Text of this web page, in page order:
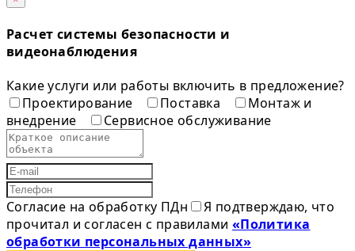
Расчет системы безопасности и
видеонаблюдения
Какие услуги или работы включить в предложение?
Проектирование
Поставка
Монтаж и
внедрение
Сервисное обслуживание
Согласие на обработку ПДн
Я подтверждаю, что
прочитал и согласен с правилами «Политика
обработки персональных данных»